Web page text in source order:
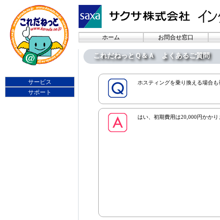
ホーム お問合せ窓口
これだねっとＱ＆Ａ よくあるご質問
ホスティングを乗り換える場合
はい、初期費用は20,000円かかり
サービス
サポート